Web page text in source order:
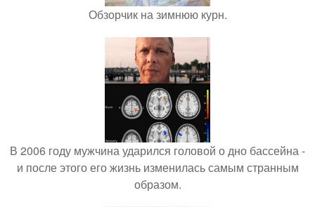
Обзорчик на зимнюю курн.
В 2006 году мужчина ударился головой о дно бассейна -
и после этого его жизнь изменилась самым странным
образом.